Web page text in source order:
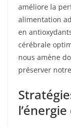
améliore la
alimentation
en
cérébrale
nous amène
préserver